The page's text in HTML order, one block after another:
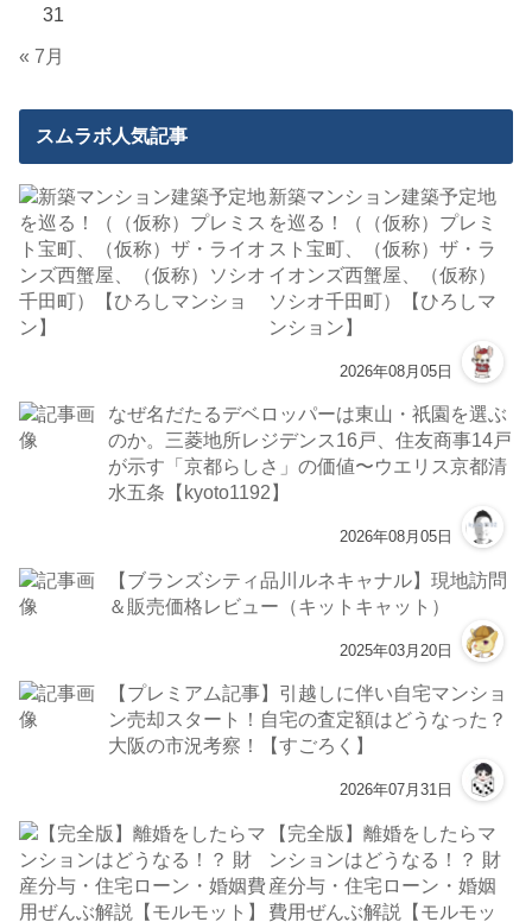
31
« 7月
スムラボ人気記事
新築マンション建築予定地
を巡る！（（仮称）プレミ
スト宝町、（仮称）ザ・ラ
イオンズ西蟹屋、（仮称）
ソシオ千田町）【ひろしマ
ンション】
2026年08月05日
なぜ名だたるデベロッパーは東山・祇園を選ぶ
のか。三菱地所レジデンス16戸、住友商事14戸
が示す「京都らしさ」の価値〜ウエリス京都清
水五条【kyoto1192】
2026年08月05日
【ブランズシティ品川ルネキャナル】現地訪問
＆販売価格レビュー（キットキャット）
2025年03月20日
【プレミアム記事】引越しに伴い自宅マンショ
ン売却スタート！自宅の査定額はどうなった？
大阪の市況考察！【すごろく】
2026年07月31日
【完全版】離婚をしたらマ
ンションはどうなる！？ 財
産分与・住宅ローン・婚姻
費用ぜんぶ解説【モルモッ